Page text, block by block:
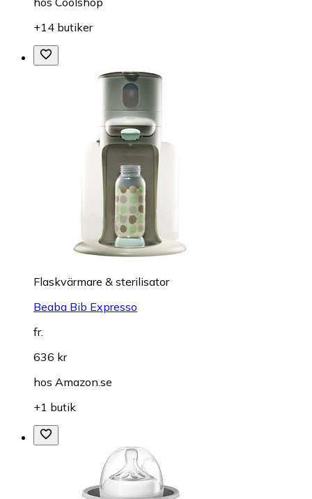
+14 butiker
Flaskvärmare & sterilisator
Beaba Bib Expresso
fr.
636 kr
hos Amazon.se
+1 butik